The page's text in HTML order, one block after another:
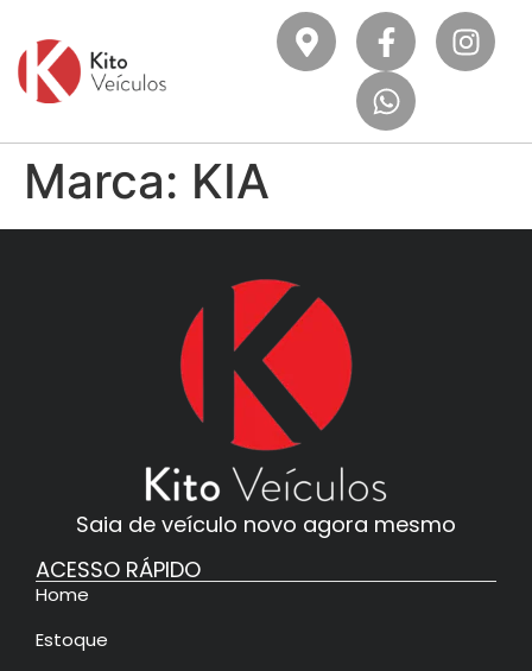
Marca: KIA
Saia de veículo novo agora mesmo
ACESSO RÁPIDO
Home
Estoque